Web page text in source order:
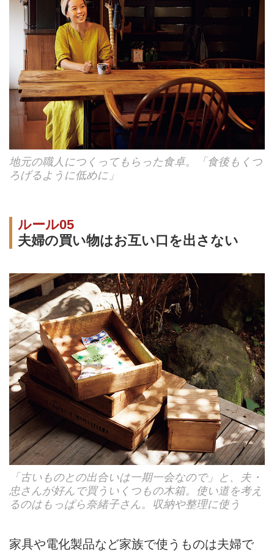
地元の職人につくってもらった食卓。「食後もくつ
ろげるように低めに」
ルール05
夫婦の買い物はお互い口を出さない
「古いものとの出合いは一期一会なので」と、夫・
忠さんが好んで買ういくつもの木箱。使い道を考え
るのはもっぱら奈緒子さん。収納や整理に使う
家具や電化製品など家族で使うものは夫婦で